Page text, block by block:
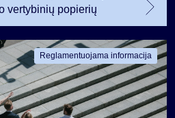
vertybinių popierių
Reglamentuojama informacija